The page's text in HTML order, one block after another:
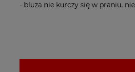
- bluza nie kurczy się w praniu,